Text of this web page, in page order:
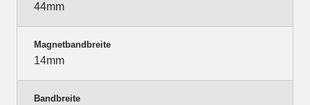
44mm
Magnetbandbreite
14mm
Bandbreite